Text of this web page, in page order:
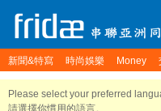
新聞&特寫 時尚娛樂 Money
Please select your preferred
請選擇你慣用的語言。